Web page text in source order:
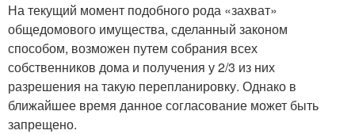
На текущий момент подобного рода «захват»
общедомового имущества, сделанный законом
способом, возможен путем собрания всех
собственников дома и получения у 2/3 из них
разрешения на такую перепланировку. Однако в
ближайшее время данное согласование может быть
запрещено.